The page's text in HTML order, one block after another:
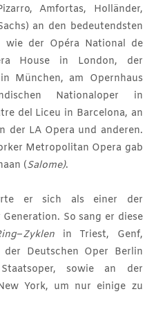
Amfortas, Holländer,
an den bedeutendsten
wie der Opéra National de
House in London, der
München, am Opernhaus
Nationaloper in
del Liceu in Barcelona, an
der LA Opera und anderen.
Metropolitan Opera gab
(Salome).
er sich als einer der
So sang er diese
–Zyklen in Triest, Genf,
der Deutschen Oper Berlin
sowie an der
York, um nur einige zu